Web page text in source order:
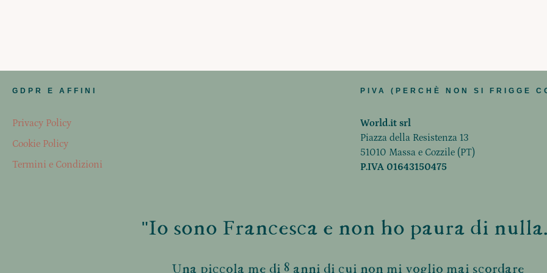
GDPR E AFFINI
Privacy Policy
Cookie Policy
Termini e Condizioni
PIVA (PERCHÈ NON SI FRIGGE
World.it srl
Piazza della Resistenza 13
51010 Massa e Cozzile (PT)
P.IVA 01643150475
"Io sono Francesca e non ho paura di
Una piccola me di 8 anni di cui non mi voglio mai scordare